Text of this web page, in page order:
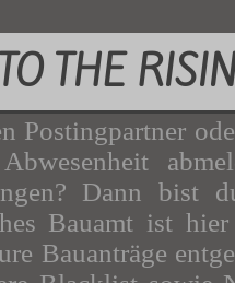
THE
Postingpartner
Dann bist
Bauamt ist
Bauanträge